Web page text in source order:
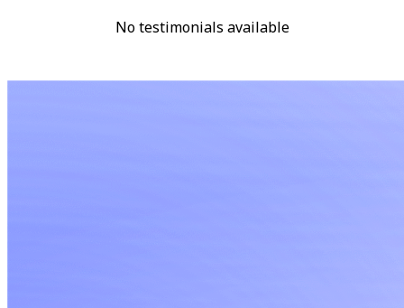
No testimonials available